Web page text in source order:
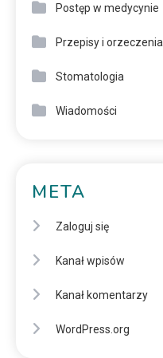
Postęp w medycynie
Przepisy i orzeczenia
Stomatologia
Wiadomości
META
Zaloguj się
Kanał wpisów
Kanał komentarzy
WordPress.org